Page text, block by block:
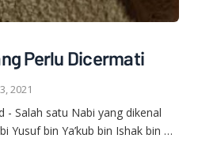
Perlu Dicermati
2021
- Salah satu Nabi yang dikenal
Yusuf bin Ya’kub bin Ishak bin …